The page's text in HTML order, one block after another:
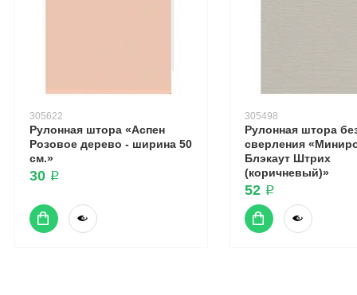
305622
Рулонная штора «Аспен
Розовое дерево - ширина 50
см.»
30 ₽
305498
Рулонная штора
сверления
Блэкаут Штрих
(коричневый)»
52 ₽